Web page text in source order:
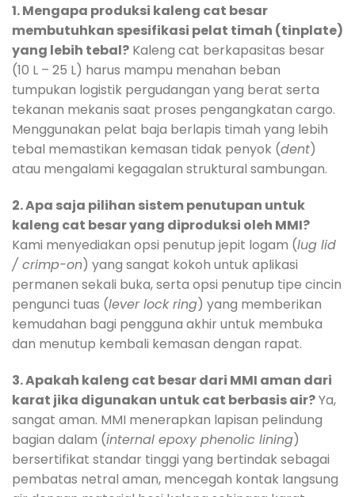
1. Mengapa produksi kaleng cat besar
membutuhkan spesifikasi pelat timah (tinplate)
yang lebih tebal? Kaleng cat berkapasitas besar
(10 L – 25 L) harus mampu menahan beban
tumpukan logistik pergudangan yang berat serta
tekanan mekanis saat proses pengangkatan cargo.
Menggunakan pelat baja berlapis timah yang lebih
tebal memastikan kemasan tidak penyok (dent)
atau mengalami kegagalan struktural sambungan.
2. Apa saja pilihan sistem penutupan untuk
kaleng cat besar yang diproduksi oleh MMI?
Kami menyediakan opsi penutup jepit logam (lug lid
/ crimp-on) yang sangat kokoh untuk aplikasi
permanen sekali buka, serta opsi penutup tipe cincin
pengunci tuas (lever lock ring) yang memberikan
kemudahan bagi pengguna akhir untuk membuka
dan menutup kembali kemasan dengan rapat.
3. Apakah kaleng cat besar dari MMI aman dari
karat jika digunakan untuk cat berbasis air?Ya,
sangat aman. MMI menerapkan lapisan pelindung
bagian dalam (internal epoxy phenolic lining)
bersertifikat standar tinggi yang bertindak sebagai
pembatas netral aman, mencegah kontak langsung